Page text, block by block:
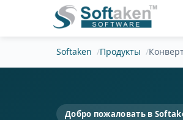
Softaken Продукты
Добро пожаловать в